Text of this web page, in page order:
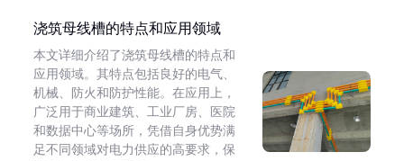
浇筑母线槽的特点和应用领域
本文详细介绍了浇筑母线槽的特点和
应用领域。其特点包括良好的电气、
机械、防火和防护性能。在应用上，
广泛用于商业建筑、工业厂房、医院
和数据中心等场所，凭借自身优势满
足不同领域对电力供应的高要求，保